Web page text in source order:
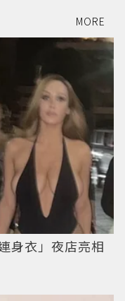
MORE
身衣」夜店亮相